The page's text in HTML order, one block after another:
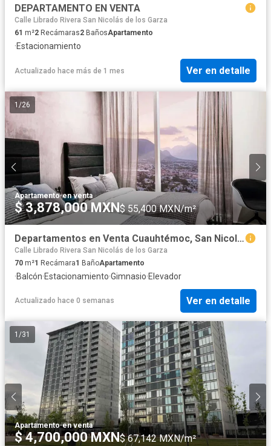
DEPARTAMENTO EN VENTA
Calle Librado Rivera San Nicolás de los Garza
61 m²2 Recámaras2 BañosApartamento
·Estacionamiento
Actualizado hace más de 1 mes Ver en detalle
1 /26
Apartamento·en venta
$ 3,878,000 MXN$ 55,400 MXN/m²
Departamentos en Venta Cuauhtémoc, San Nicolas de los Garza
Calle Librado Rivera San Nicolás de los Garza
70 m²1 Recámara1 BañoApartamento
·Balcón·Estacionamiento·Gimnasio·Elevador
Actualizado hace 0 semanas Ver en detalle
1 /31
Apartamento·en venta
$ 4,700,000 MXN$ 67,142 MXN/m²